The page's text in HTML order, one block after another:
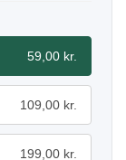
59,00 kr.
109,00 kr.
199,00 kr.